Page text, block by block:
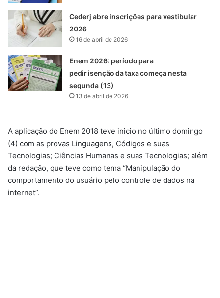
Cederj abre inscrições para vestibular
2026
16 de abril de 2026
Enem 2026: período para
pedir isenção da taxa começa nesta
segunda (13)
13 de abril de 2026
A aplicação do Enem 2018 teve inicio no último domingo
(4) com as provas Linguagens, Códigos e suas
Tecnologias; Ciências Humanas e suas Tecnologias; além
da redação, que teve como tema “Manipulação do
comportamento do usuário pelo controle de dados na
internet”.